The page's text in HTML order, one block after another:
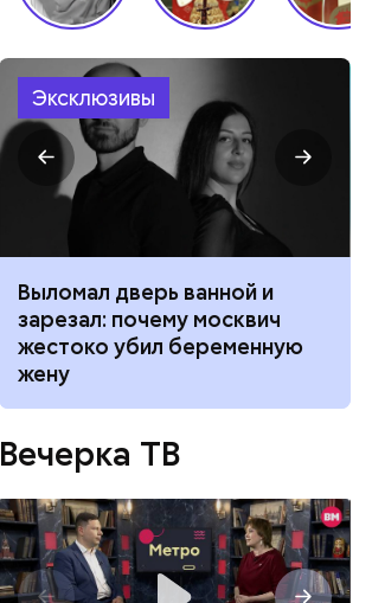
Эксклюзивы
Выломал дверь ванной и
зарезал: почему москвич
жестоко убил беременную
жену
Вечерка ТВ